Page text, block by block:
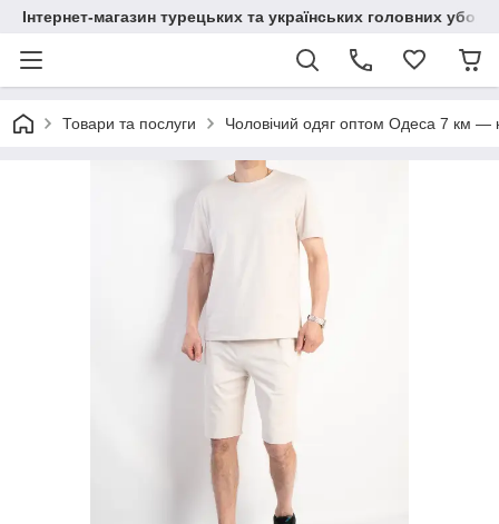
Інтернет-магазин турецьких та українських головних
Товари та послуги Чоловічий одяг оптом Одеса 7 км —